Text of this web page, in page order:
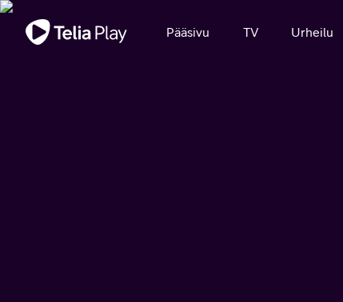
Tärkeä viesti
Pääsivu TV Urheilu